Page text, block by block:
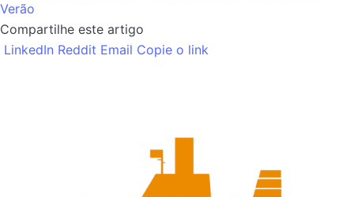
Verão
Compartilhe este artigo
LinkedIn Reddit Email Copie o link